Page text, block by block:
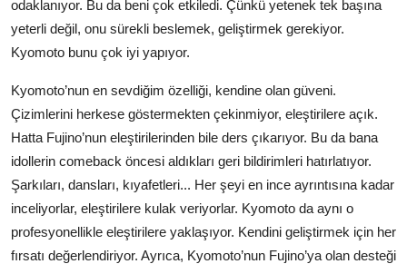
odaklanıyor. Bu da beni çok etkiledi. Çünkü yetenek tek başına
yeterli değil, onu sürekli beslemek, geliştirmek gerekiyor.
Kyomoto bunu çok iyi yapıyor.
Kyomoto’nun en sevdiğim özelliği, kendine olan güveni.
Çizimlerini herkese göstermekten çekinmiyor, eleştirilere açık.
Hatta Fujino’nun eleştirilerinden bile ders çıkarıyor. Bu da bana
idollerin comeback öncesi aldıkları geri bildirimleri hatırlatıyor.
Şarkıları, dansları, kıyafetleri... Her şeyi en ince ayrıntısına kadar
inceliyorlar, eleştirilere kulak veriyorlar. Kyomoto da aynı o
profesyonellikle eleştirilere yaklaşıyor. Kendini geliştirmek için her
fırsatı değerlendiriyor. Ayrıca, Kyomoto’nun Fujino’ya olan desteği